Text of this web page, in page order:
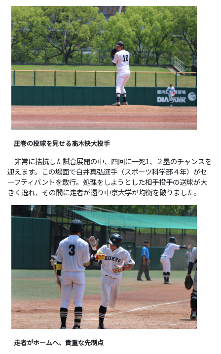
圧巻の投球を見せる髙木快大投手
非常に拮抗した試合展開の中、四回に一死1、２塁のチャンスを
迎えます。この場面で白井真弘選手（スポーツ科学部４年）がセ
ーフティバントを敢行。処理をしようとした相手投手の送球が大
きく逸れ、その間に走者が還り中京大学が均衡を破りました。
走者がホームへ、貴重な先制点